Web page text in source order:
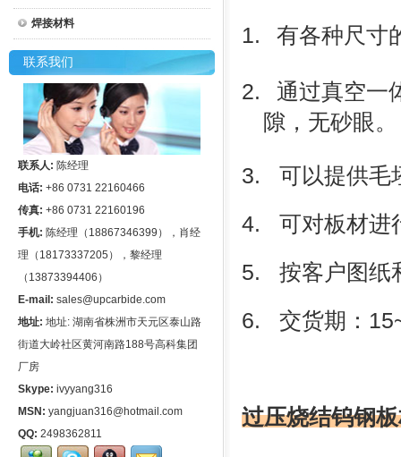
焊接材料
联系我们
联系人: 陈经理
电话: +86 0731 22160466
传真: +86 0731 22160196
手机: 陈经理（18867346399），肖经
理（18173337205），黎经理
（13873394406）
E-mail: sales@upcarbide.com
地址: 地址: 湖南省株洲市天元区泰山路
街道大岭社区黄河南路188号高科集团
厂房
Skype: ivyyang316
MSN: yangjuan316@hotmail.com
QQ: 2498362811
1. 有各种尺寸
2. 通过真空一
隙，无砂眼。
3. 可以提供毛
4. 可对板材进
5. 按客户图纸
6. 交货期：
过压烧结钨钢